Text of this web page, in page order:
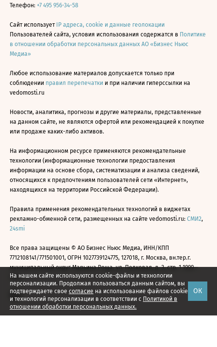
На нашем сайте используются cookie-файлы и технологии
персонализации. Продолжая пользоваться данным сайтом, вы
подтверждаете свое согласие на использование файлов cookie
и технологий персонализации в соответствии с Политикой в
отношении обработки персональных данных.
ОК
Телефон: +7 495 956-34-58
Сайт использует IP адреса, cookie и данные геолокации
Пользователей сайта, условия использования содержатся в Политике
в отношении обработки персональных данных АО «Бизнес Ньюс
Медиа»
Любое использование материалов допускается только при
соблюдении правил перепечатки и при наличии гиперссылки на
vedomosti.ru
Новости, аналитика, прогнозы и другие материалы, представленные
на данном сайте, не являются офертой или рекомендацией к покупке
или продаже каких-либо активов.
На информационном ресурсе применяются рекомендательные
технологии (информационные технологии предоставления
информации на основе сбора, систематизации и анализа сведений,
относящихся к предпочтениям пользователей сети «Интернет»,
находящихся на территории Российской Федерации).
Правила применения рекомендательных технологий в виджетах
рекламно-обменной сети, размещенных на сайте vedomosti.ru: СМИ2,
24smi
Все права защищены © АО Бизнес Ньюс Медиа, ИНН/КПП
7712108141/771501001, ОГРН 1027739124775, 127018, г. Москва, вн.тер.г.
муниципальный округ Марьина Роща, ул. Полковая, д. 3, стр. 1 1999—
2026